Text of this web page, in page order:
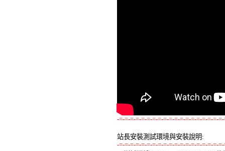
-=-=-=-=-=-=-=-=-=-=-=-=-=-=-=-=-=-=-
站長安裝測試環境與安裝說明:
-=-=-=-=-=-=-=-=-=-=-=-=-=-=-=-=-=-=-